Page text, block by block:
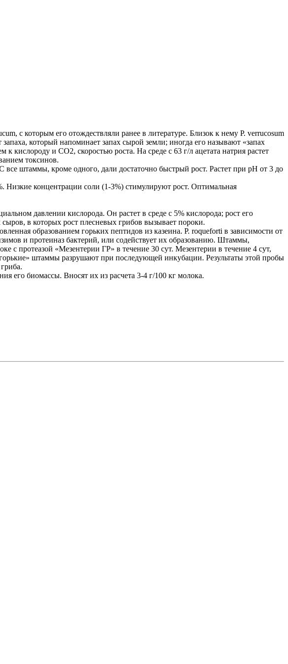
с которым его отождествляли ранее в литературе. Близок к нему Р. verrucosum
который напоминает запах сырой земли; иногда его называют «запах
и CO2, скоростью роста. На среде с 63 г/л ацетата натрия растет
токсинов.
штаммы, кроме одного, дали достаточно быстрый рост. Растет при pH от 3 до
Низкие концентрации соли (1-3%) стимулируют рост. Оптимальная
давлении кислорода. Он растет в среде с 5% кислорода; рост его
в которых рост плесневых грибов вызывает пороки.
образованием горьких пептидов из казеина. Р. roqueforti в зависимости от
и протеиназ бактерий, или содействует их образованию. Штаммы,
с протеазой «Мезентерии ГР» в течение 30 сут. Мезентерии в течение 4 сут,
штаммы разрушают при последующей инкубации. Результаты этой пробы
его биомассы. Вносят их из расчета 3-4 г/100 кг молока.